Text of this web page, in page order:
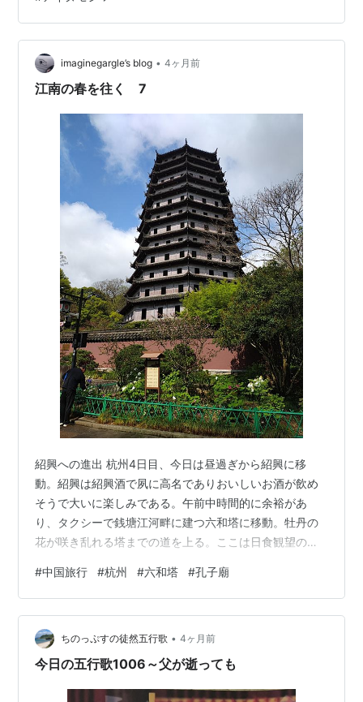
皇が東征の折に逗留したと記載されている古社で、天・
地・人の三ノ宮を有する。 毎年七月に岡田宮へ奉納する
黒崎祇園山笠は北九州の風物詩として有名である。wi…
imaginegargle’s blog • 4ヶ月前
江南の春を往く 7
紹興への進出 杭州4日目、今日は昼過ぎから紹興に移
動。紹興は紹興酒で夙に高名でありおいしいお酒が飲め
そうで大いに楽しみである。午前中時間的に余裕があ
り、タクシーで銭塘江河畔に建つ六和塔に移動。牡丹の
花が咲き乱れる塔までの道を上る。ここは日食観望の時
緒に上れたが今はちょっと無理だ。 次いで、街に戻り孔
子廟に詣でる。立派な孔子廟がある。 杭州東駅にタクシ
ーで移動し紹興へ高速鉄道G817列車に乗る。
#中国旅行 #杭州 #六和塔 #孔子廟
ちのっぷすの徒然五行歌 • 4ヶ月前
今日の五行歌1006～父が逝っても